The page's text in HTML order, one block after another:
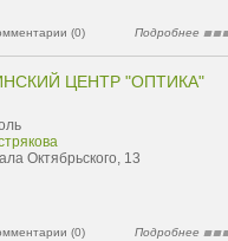
(0) Подробнее
ЦЕНТР "ОПТИКА"
Октябрьского, 13
(0) Подробнее